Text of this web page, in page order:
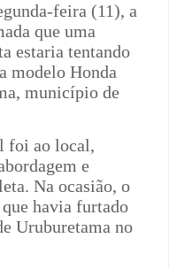
feira (11), a
que uma
estaria tentando
modelo Honda
município de
foi ao local,
e
Na ocasião, o
havia furtado
Uruburetama no